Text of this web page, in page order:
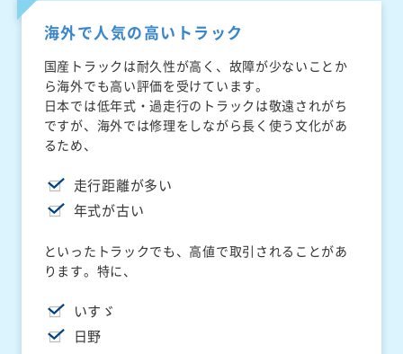
海外で人気の高いトラック
国産トラックは耐久性が高く、故障が少ないことか
ら海外でも高い評価を受けています。
日本では低年式・過走行のトラックは敬遠されがち
ですが、海外では修理をしながら長く使う文化があ
るため、
走行距離が多い
年式が古い
といったトラックでも、高値で取引されることがあ
ります。特に、
いすゞ
日野